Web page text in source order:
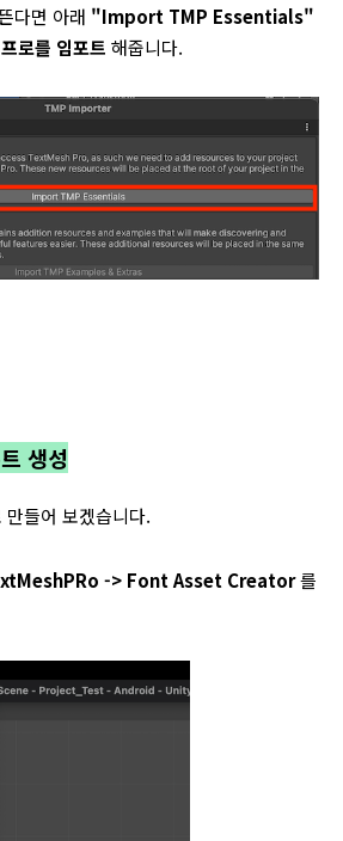
다면 아래 "Import TMP Essentials"
로를 임포트 해줍니다.
생성
들어 보겠습니다.
-> Font Asset Creator를